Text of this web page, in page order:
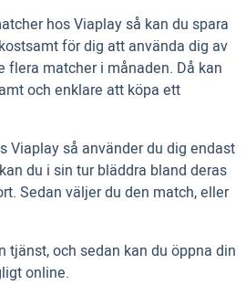
hos Viaplay så kan du spara
för dig att använda dig av
flera matcher i månaden. Då kan
och enklare att köpa ett
Viaplay så använder du dig endast
du i sin tur bläddra bland deras
Sedan väljer du den match, eller
tjänst, och sedan kan du öppna din
online.